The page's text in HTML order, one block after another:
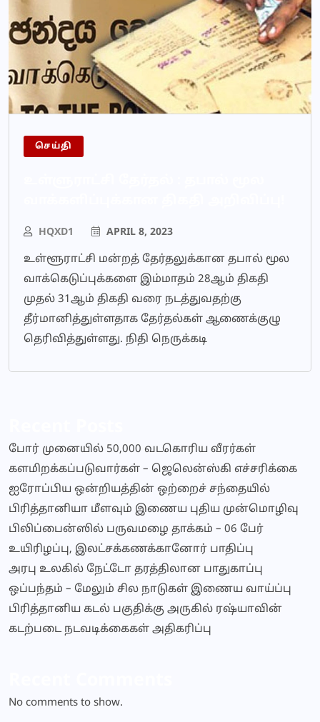
செய்தி
HQXD1 APRIL 8, 2023
உள்ளூராட்சி மன்றத் தேர்தலுக்கான தபால் மூல
வாக்கெடுப்புக்களை இம்மாதம் 28ஆம் திகதி
முதல் 31ஆம் திகதி வரை நடத்துவதற்கு
தீர்மானித்துள்ளதாக தேர்தல்கள் ஆணைக்குழு
தெரிவித்துள்ளது. நிதி நெருக்கடி
போர் முனையில் 50,000 வடகொரிய வீரர்கள்
களமிறக்கப்படுவார்கள் – ஜெலென்ஸ்கி எச்சரிக்கை
ஐரோப்பிய ஒன்றியத்தின் ஒற்றைச் சந்தையில்
பிரித்தானியா மீளவும் இணைய புதிய முன்மொழிவு
பிலிப்பைன்ஸில் பருவமழை தாக்கம் – 06 பேர்
உயிரிழப்பு, இலட்சக்கணக்கானோர் பாதிப்பு
அரபு உலகில் நேட்டோ தரத்திலான பாதுகாப்பு
ஒப்பந்தம் – மேலும் சில நாடுகள் இணைய வாய்ப்பு
பிரித்தானிய கடல் பகுதிக்கு அருகில் ரஷ்யாவின்
கடற்படை நடவடிக்கைகள் அதிகரிப்பு
No comments to show.